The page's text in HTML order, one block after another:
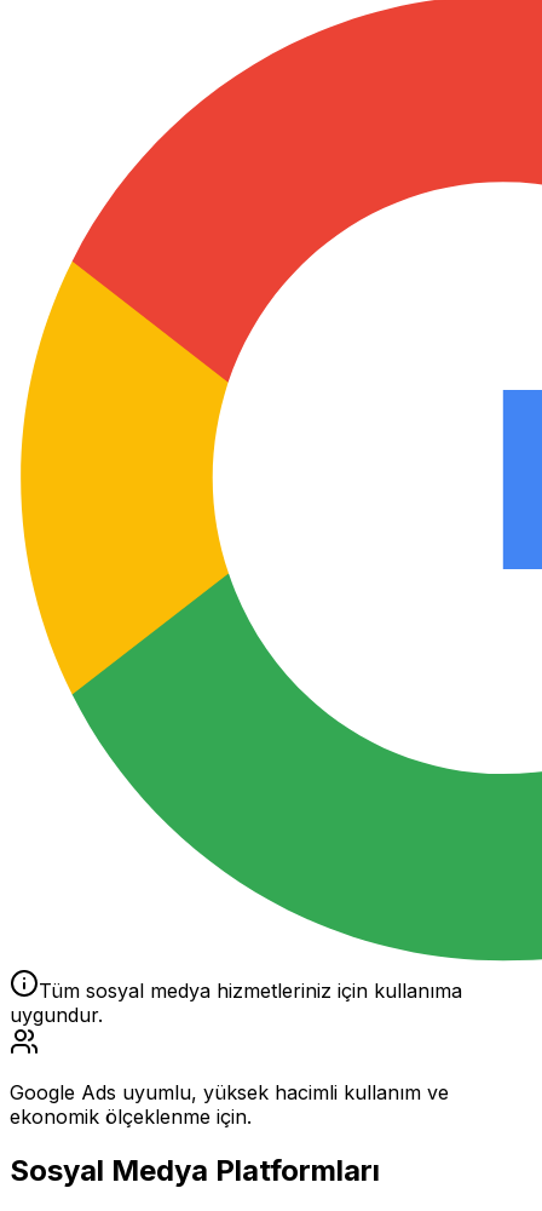
Tüm sosyal medya hizmetleriniz için kullanıma
uygundur.
Google Ads uyumlu, yüksek hacimli kullanım ve
ekonomik ölçeklenme için.
Sosyal Medya Platformları